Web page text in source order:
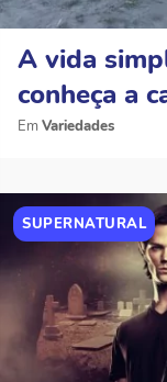
A vida
conheça a
Variedades
SUPERNATURAL